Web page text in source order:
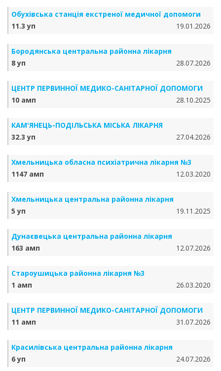
Обухівська станція екстреної медичної допомоги
11.3 уп
19.01.2026
Бородянська центральна районна лікарня
8 уп
28.07.2026
ЦЕНТР ПЕРВИННОЇ МЕДИКО-САНІТАРНОЇ ДОПОМОГИ
10 амп
28.10.2025
КАМ'ЯНЕЦЬ-ПОДІЛЬСЬКА МІСЬКА ЛІКАРНЯ
32.3 уп
27.04.2026
Хмельницька обласна психіатрична лікарня №3
1147 амп
12.03.2020
Хмельницька центральна районна лікарня
5 уп
19.11.2025
Дунаєвецька центральна районна лікарня
163 амп
12.07.2026
Староушицька районна лікарня №3
1 амп
26.03.2020
ЦЕНТР ПЕРВИННОЇ МЕДИКО-САНІТАРНОЇ ДОПОМОГИ
11 амп
31.07.2026
Красилівська центральна районна лікарня
6 уп
24.07.2026